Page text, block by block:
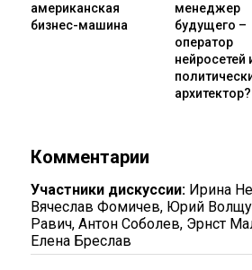
Какие инструменты мы
визуализации структуры
Neo4j помогал представить
видно, кто с кем
уровнях происходят задержки
команды.
Как проходил процесс
американская
бизнес-машина
менеджер
будущего –
оператор
нейросетей
архитектор?
Комментарии
Участники дискуссии: Ирина
Вячеслав Фомичев, Юрий
Равич, Антон Соболев, Эрнст
Елена Бреслав